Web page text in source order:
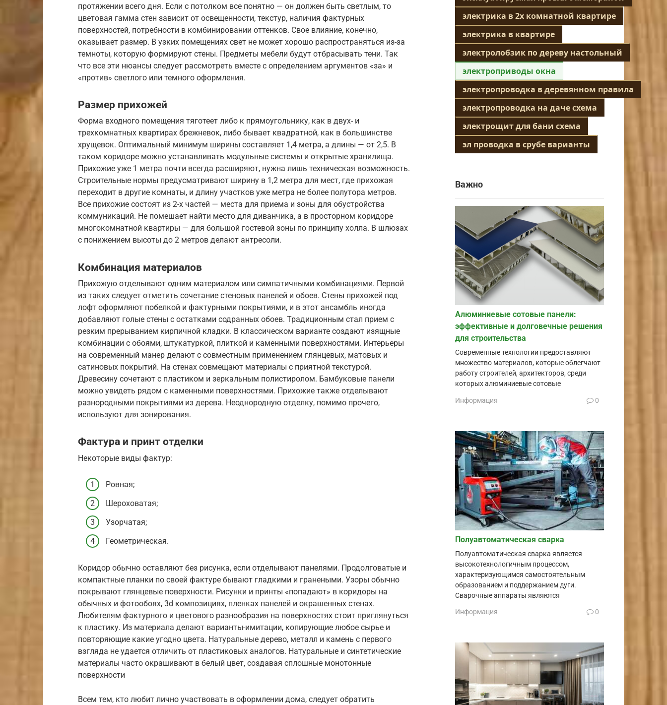
протяжении всего дня. Если с потолком все понятно — он должен быть светлым, то
цветовая гамма стен зависит от освещенности, текстур, наличия фактурных
поверхностей, потребности в комбинировании оттенков. Свое влияние, конечно,
оказывает размер. В узких помещениях свет не может хорошо распространяться из-за
темноты, которую формируют стены. Предметы мебели будут отбрасывать тени. Так
что все эти нюансы следует рассмотреть вместе с определением аргументов «за» и
«против» светлого или темного оформления.
Размер прихожей
Форма входного помещения тяготеет либо к прямоугольнику, как в двух- и
трехкомнатных квартирах брежневок, либо бывает квадратной, как в большинстве
хрущевок. Оптимальный минимум ширины составляет 1,4 метра, а длины — от 2,5. В
таком коридоре можно устанавливать модульные системы и открытые хранилища.
Прихожие уже 1 метра почти всегда расширяют, нужна лишь техническая возможность.
Строительные нормы предусматривают ширину в 1,2 метра для мест, где прихожая
переходит в другие комнаты, и длину участков уже метра не более полутора метров.
Все прихожие состоят из 2-х частей — места для приема и зоны для обустройства
коммуникаций. Не помешает найти место для диванчика, а в просторном коридоре
многокомнатной квартиры — для большой гостевой зоны по принципу холла. В шлюзах
с понижением высоты до 2 метров делают антресоли.
Комбинация материалов
Прихожую отделывают одним материалом или симпатичными комбинациями. Первой
из таких следует отметить сочетание стеновых панелей и обоев. Стены прихожей под
лофт оформляют побелкой и фактурными покрытиями, и в этот ансамбль иногда
добавляют голые стены с остатками содранных обоев. Традиционным стал прием с
резким прерыванием кирпичной кладки. В классическом варианте создают изящные
комбинации с обоями, штукатуркой, плиткой и каменными поверхностями. Интерьеры
на современный манер делают с совместным применением глянцевых, матовых и
сатиновых покрытий. На стенах совмещают материалы с приятной текстурой.
Древесину сочетают с пластиком и зеркальным полистиролом. Бамбуковые панели
можно увидеть рядом с каменными поверхностями. Прихожие также отделывают
разнородными покрытиями из дерева. Неоднородную отделку, помимо прочего,
используют для зонирования.
Фактура и принт отделки
Некоторые виды фактур:
Ровная;
Шероховатая;
Узорчатая;
Геометрическая.
Коридор обычно оставляют без рисунка, если отделывают панелями. Продолговатые и
компактные планки по своей фактуре бывают гладкими и гранеными. Узоры обычно
покрывают глянцевые поверхности. Рисунки и принты «попадают» в коридоры на
обычных и фотообоях, 3d композициях, пленках панелей и окрашенных стенах.
Любителям фактурного и цветового разнообразия на поверхностях стоит приглянуться
к пластику. Из материала делают варианты-имитации, копирующие любое сырье и
повторяющие какие угодно цвета. Натуральные дерево, металл и камень с первого
взгляда не удается отличить от пластиковых аналогов. Натуральные и синтетические
материалы часто окрашивают в белый цвет, создавая сплошные монотонные
поверхности
Всем тем, кто любит лично участвовать в оформлении дома, следует обратить
электрика в 2х комнатной квартире
электрика в квартире
электролобзик по дереву настольный
электроприводы окна
электропроводка в деревянном правила
электропроводка на даче схема
электрощит для бани схема
эл проводка в срубе варианты
Важно
Алюминиевые сотовые панели:
эффективные и долговечные решения
для строительства
Современные технологии предоставляют
множество материалов, которые облегчают
работу строителей, архитекторов, среди
которых алюминиевые сотовые
Информация 0
Полуавтоматическая сварка
Полуавтоматическая сварка является
высокотехнологичным процессом,
характеризующимся самостоятельным
образованием и поддержанием дуги.
Сварочные аппараты являются
Информация 0